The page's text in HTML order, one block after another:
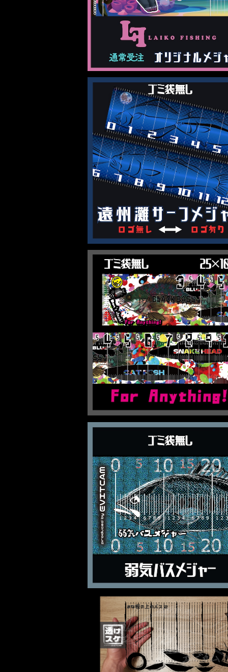
遠州灘サーフメジャー ロゴ有無2種類
ボ品】
¥3,980
【For Anithing！】 何でも測れるメジ
¥3,500
【弱気バスメジャー(ごみ袋無し)】
¥3,500
【まな板の上のバス2】透けスケ